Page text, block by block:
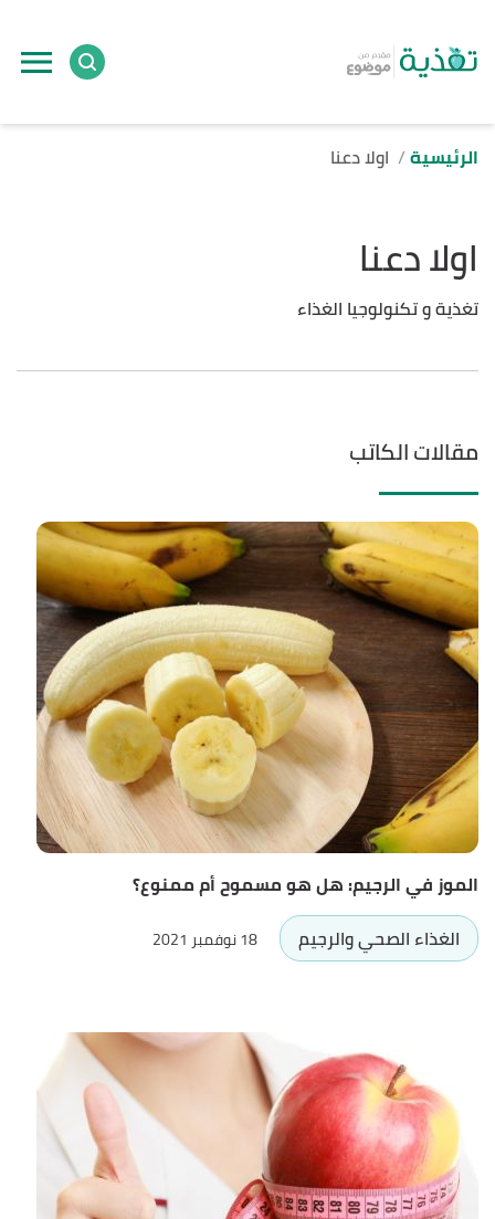
الرئيسية اولا دعنا
اولا دعنا
تغذية و تكنولوجيا الغذاء
مقالات الكاتب
الموز في الرجيم: هل هو مسموح أم ممنوع؟
الغذاء الصحي والرجيم
18 نوفمبر 2021